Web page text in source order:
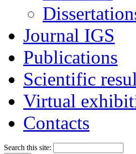
Journal IGS
Publications
Scientific
Virtual
Contacts
Search this site: